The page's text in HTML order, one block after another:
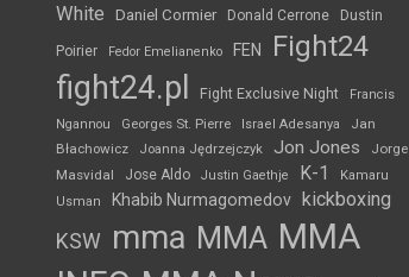
White
Daniel Cormier Donald Cerrone Dustin
Poirier Fedor Emelianenko FEN Fight24
fight24.pl Fight Exclusive Night
Francis
Ngannou
Georges St. Pierre Israel Adesanya
Jan
Błachowicz
Joanna Jędrzejczyk Jon Jones
Jorge
Masvidal
Jose Aldo Justin Gaethje K-1
Kamaru
Usman
Khabib Nurmagomedov kickboxing
KSW mma MMA MMA